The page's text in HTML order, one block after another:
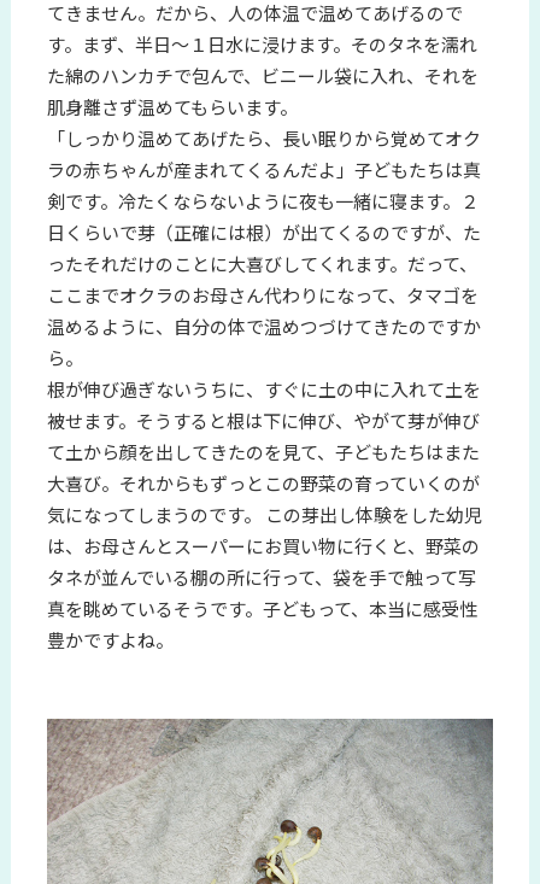
てきません。だから、人の体温で温めてあげるので
す。まず、半日～１日水に浸けます。そのタネを濡れ
た綿のハンカチで包んで、ビニール袋に入れ、それを
肌身離さず温めてもらいます。
「しっかり温めてあげたら、長い眠りから覚めてオク
ラの赤ちゃんが産まれてくるんだよ」子どもたちは真
剣です。冷たくならないように夜も一緒に寝ます。２
日くらいで芽（正確には根）が出てくるのですが、た
ったそれだけのことに大喜びしてくれます。だって、
ここまでオクラのお母さん代わりになって、タマゴを
温めるように、自分の体で温めつづけてきたのですか
ら。
根が伸び過ぎないうちに、すぐに土の中に入れて土を
被せます。そうすると根は下に伸び、やがて芽が伸び
て土から顔を出してきたのを見て、子どもたちはまた
大喜び。それからもずっとこの野菜の育っていくのが
気になってしまうのです。 この芽出し体験をした幼児
は、お母さんとスーパーにお買い物に行くと、野菜の
タネが並んでいる棚の所に行って、袋を手で触って写
真を眺めているそうです。子どもって、本当に感受性
豊かですよね。